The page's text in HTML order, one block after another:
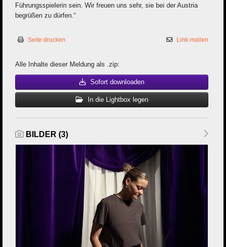
Führungsspielerin sein. Wir freuen uns sehr, sie bei der Austria
begrüßen zu dürfen.“
Seite drucken Link mailen
Alle Inhalte dieser Meldung als .zip:
Sofort downloaden
In die Lightbox legen
BILDER (3)